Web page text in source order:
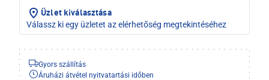
Üzlet kiválasztása
Válassz ki egy üzletet az elérhetőség megtekintéséhez
Gyors szállítás
Áruházi átvétel nyitvatartási időben